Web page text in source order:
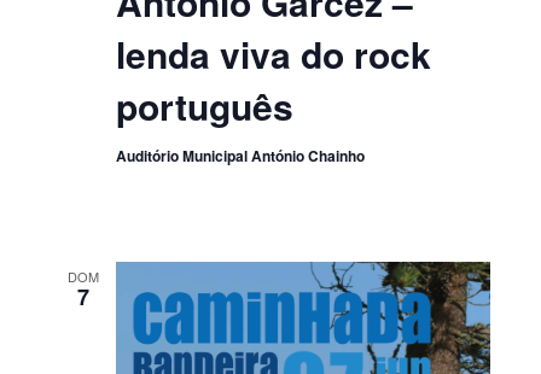
lenda viva do rock
português
Auditório Municipal António Chainho
DOM
7